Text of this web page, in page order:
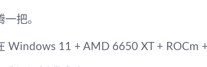
把。
Windows 11 + AMD 6650 XT + ROCm